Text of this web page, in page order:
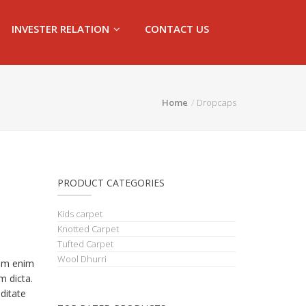
INVESTER RELATION CONTACT US
Home Dropcaps
enim
dicta.
PRODUCT CATEGORIES
Kids carpet
Knotted Carpet
Tufted Carpet
Wool Dhurri